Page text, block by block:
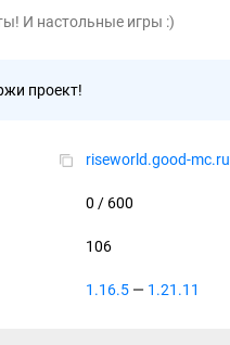
И настольные игры :)
проект!
riseworld.good-mc.ru
0 / 600
106
1.16.5 — 1.21.11